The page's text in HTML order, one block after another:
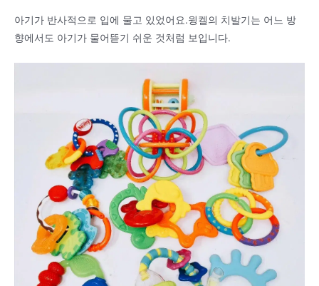
아기가 반사적으로 입에 물고 있었어요.윙켈의 치발기는 어느 방
향에서도 아기가 물어뜯기 쉬운 것처럼 보입니다.